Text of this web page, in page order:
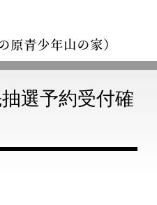
原青少年山の家）
選予約受付確